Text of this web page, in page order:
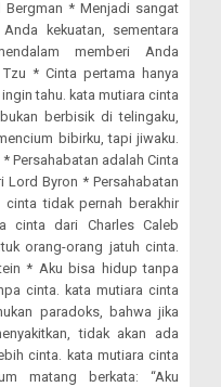
Bergman * Menjadi sangat
kekuatan, sementara
memberi Anda
* Cinta pertama hanya
tahu. kata mutiara cinta
berbisik di telingaku,
bibirku, tapi jiwaku.
Persahabatan adalah Cinta
Lord Byron * Persahabatan
tidak pernah berakhir
cinta dari Charles Caleb
orang-orang jatuh cinta.
* Aku bisa hidup tanpa
cinta. kata mutiara cinta
paradoks, bahwa jika
tidak akan ada
cinta. kata mutiara cinta
matang berkata: “Aku